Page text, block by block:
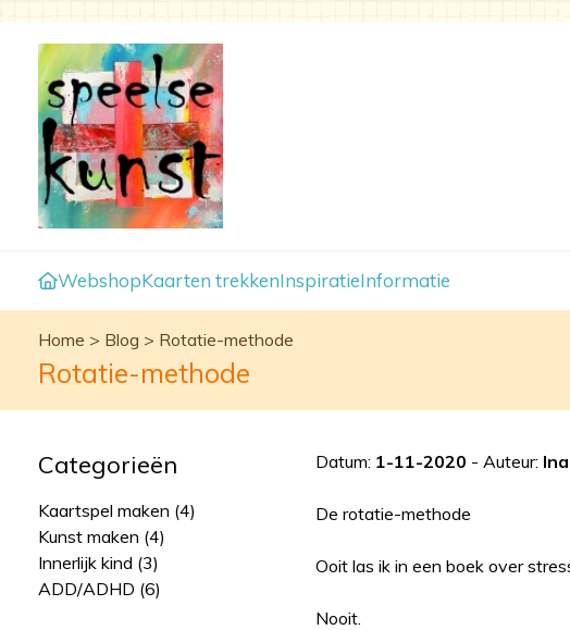
WebshopKaarten trekkenInspiratieInformatie
Home > Blog > Rotatie-methode
Rotatie-methode
Categorieën
Kaartspel maken (4)
Kunst maken (4)
Innerlijk kind (3)
ADD/ADHD (6)
Datum: 1-11-2020 - Auteur: Ina
De rotatie-methode
Ooit las ik in een boek over
Nooit.